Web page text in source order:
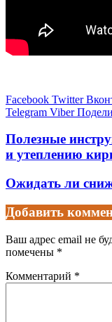
Facebook Twitter
Telegram Viber
Полезные
и утеплению
Ожидать ли
Добавить
Ваш адрес email не
помечены *
Комментарий *